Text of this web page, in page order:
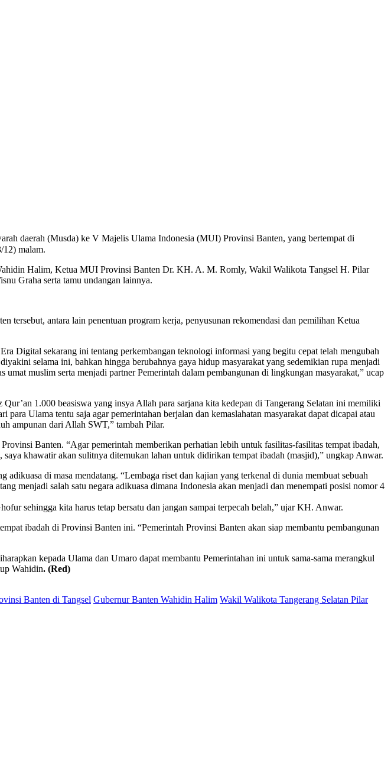
daerah (Musda) ke V Majelis Ulama Indonesia (MUI) Provinsi Banten, yang bertempat di
12) malam.
Halim, Ketua MUI Provinsi Banten Dr. KH. A. M. Romly, Wakil Walikota Tangsel H. Pilar
Graha serta tamu undangan lainnya.
antara lain penentuan program kerja, penyusunan rekomendasi dan pemilihan Ketua
Digital sekarang ini tentang perkembangan teknologi informasi yang begitu cepat telah mengubah
selama ini, bahkan hingga berubahnya gaya hidup masyarakat yang sedemikian rupa menjadi
muslim serta menjadi partner Pemerintah dalam pembangunan di lingkungan masyarakat,” ucap
1.000 beasiswa yang insya Allah para sarjana kita kedepan di Tangerang Selatan ini memiliki
Ulama tentu saja agar pemerintahan berjalan dan kemaslahatan masyarakat dapat dicapai atau
ampunan dari Allah SWT,” tambah Pilar.
Banten. “Agar pemerintah memberikan perhatian lebih untuk fasilitas-fasilitas tempat ibadah,
khawatir akan sulitnya ditemukan lahan untuk didirikan tempat ibadah (masjid),” ungkap Anwar.
di masa mendatang. “Lembaga riset dan kajian yang terkenal di dunia membuat sebuah
menjadi salah satu negara adikuasa dimana Indonesia akan menjadi dan menempati posisi nomor 4
sehingga kita harus tetap bersatu dan jangan sampai terpecah belah,” ujar KH. Anwar.
ibadah di Provinsi Banten ini. “Pemerintah Provinsi Banten akan siap membantu pembangunan
kepada Ulama dan Umaro dapat membantu Pemerintahan ini untuk sama-sama merangkul
Wahidin. (Red)
Banten di Tangsel Gubernur Banten Wahidin Halim Wakil Walikota Tangerang Selatan Pilar